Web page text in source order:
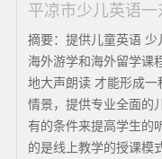
平凉市少儿英语一
摘要：提供儿童英语
海外游学和海外留学课
地大声朗读 才能形成
情景，提供专业全面的
有的条件来提高学生的
的是线上教学的授课模